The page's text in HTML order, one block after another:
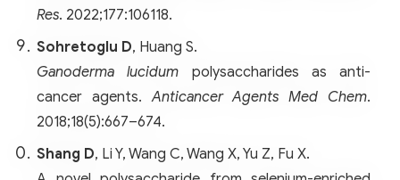
Res. 2022;177:106118.
Sohretoglu D, Huang S.
Ganoderma lucidum polysaccharides as anti-
cancer agents.Anticancer Agents Med Chem.
2018;18(5):667–674.
Shang D, Li Y, Wang C, Wang X, Yu Z, Fu X.